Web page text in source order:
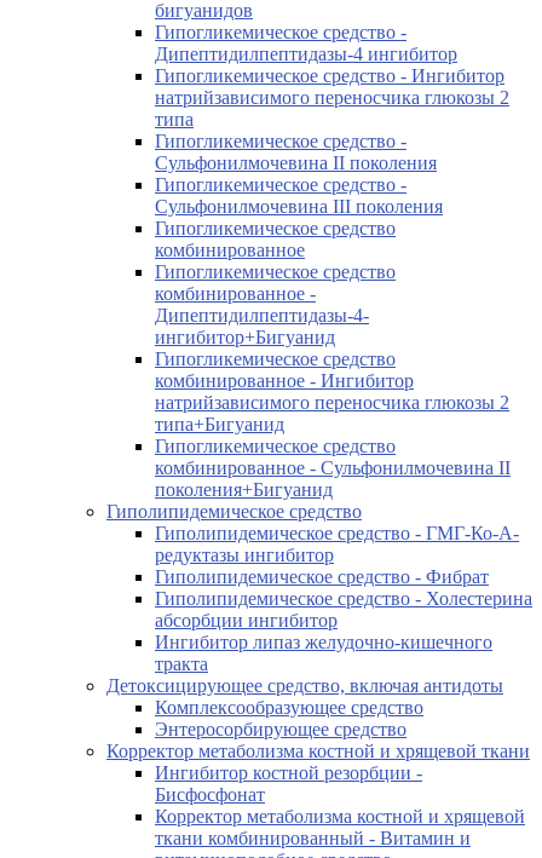
бигуанидов
Гипогликемическое средство -
Дипептидилпептидазы-4 ингибитор
Гипогликемическое средство - Ингибитор
натрийзависимого переносчика глюкозы 2
типа
Гипогликемическое средство -
Сульфонилмочевина II поколения
Гипогликемическое средство -
Сульфонилмочевина III поколения
Гипогликемическое средство
комбинированное
Гипогликемическое средство
комбинированное -
Дипептидилпептидазы-4-
ингибитор+Бигуанид
Гипогликемическое средство
комбинированное - Ингибитор
натрийзависимого переносчика глюкозы 2
типа+Бигуанид
Гипогликемическое средство
комбинированное - Сульфонилмочевина II
поколения+Бигуанид
Гиполипидемическое средство
Гиполипидемическое средство - ГМГ-Ко-А-
редуктазы ингибитор
Гиполипидемическое средство - Фибрат
Гиполипидемическое средство - Холестерина
абсорбции ингибитор
Ингибитор липаз желудочно-кишечного
тракта
Детоксицирующее средство, включая антидоты
Комплексообразующее средство
Энтеросорбирующее средство
Корректор метаболизма костной и хрящевой ткани
Ингибитор костной резорбции -
Бисфосфонат
Корректор метаболизма костной и хрящевой
ткани комбинированный - Витамин и